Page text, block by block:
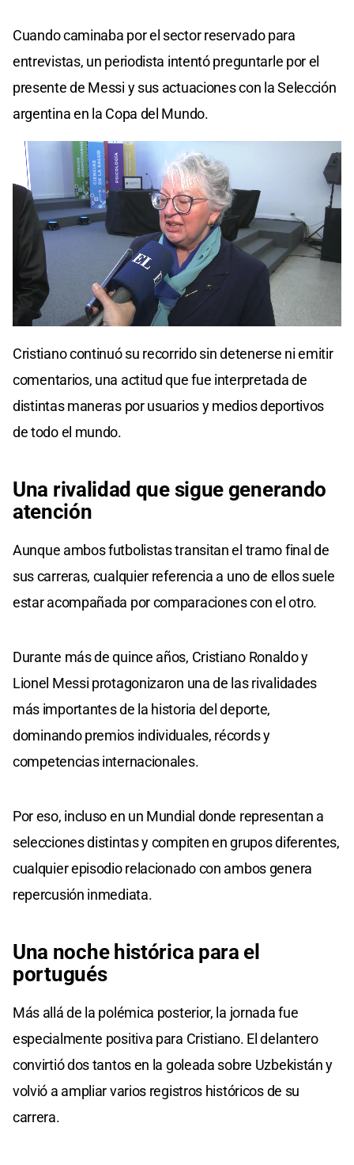
Cuando caminaba por el sector reservado para
entrevistas, un periodista intentó preguntarle por el
presente de Messi y sus actuaciones con la Selección
argentina en la Copa del Mundo.
Cristiano continuó su recorrido sin detenerse ni emitir
comentarios, una actitud que fue interpretada de
distintas maneras por usuarios y medios deportivos
de todo el mundo.
Una rivalidad que sigue generando
atención
Aunque ambos futbolistas transitan el tramo final de
sus carreras, cualquier referencia a uno de ellos suele
estar acompañada por comparaciones con el otro.
Durante más de quince años, Cristiano Ronaldo y
Lionel Messi protagonizaron una de las rivalidades
más importantes de la historia del deporte,
dominando premios individuales, récords y
competencias internacionales.
Por eso, incluso en un Mundial donde representan a
selecciones distintas y compiten en grupos diferentes,
cualquier episodio relacionado con ambos genera
repercusión inmediata.
Una noche histórica para el
portugués
Más allá de la polémica posterior, la jornada fue
especialmente positiva para Cristiano. El delantero
convirtió dos tantos en la goleada sobre Uzbekistán y
volvió a ampliar varios registros históricos de su
carrera.